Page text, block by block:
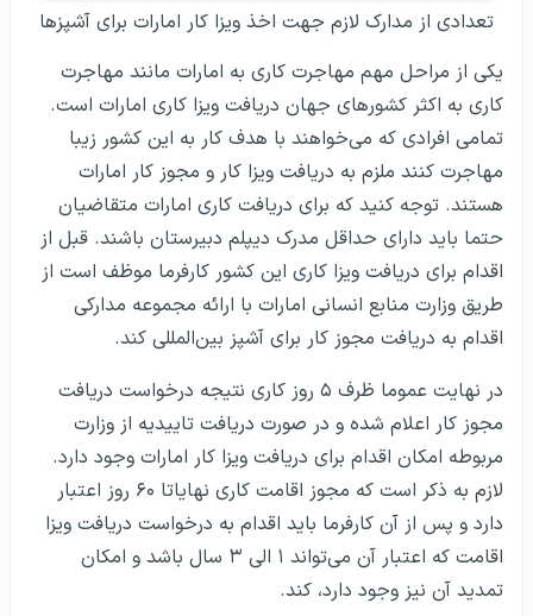
تعدادی از مدارک لازم جهت اخذ ویزا کار امارات برای آشپزها
یکی از مراحل مهم مهاجرت کاری به امارات مانند مهاجرت
کاری به اکثر کشورهای جهان دریافت ویزا کاری امارات است.
تمامی افرادی که می‌خواهند با هدف کار به این کشور زیبا
مهاجرت کنند ملزم به دریافت ویزا کار و مجوز کار امارات
هستند. توجه کنید که برای دریافت کاری امارات متقاضیان
حتما باید دارای حداقل مدرک دیپلم دبیرستان باشند. قبل از
اقدام برای دریافت ویزا کاری این کشور کارفرما موظف است از
طریق وزارت منابع انسانی امارات با ارائه مجموعه مدارکی
اقدام به دریافت مجوز کار برای آشپز بین‌المللی کند.
در نهایت عموما ظرف ۵ روز کاری نتیجه درخواست دریافت
مجوز کار اعلام شده و در صورت دریافت تاییدیه از وزارت
مربوطه امکان اقدام برای دریافت ویزا کار امارات وجود دارد.
لازم به ذکر است که مجوز اقامت کاری نهایاتا ۶۰ روز اعتبار
دارد و پس از آن کارفرما باید اقدام به درخواست دریافت ویزا
اقامت که اعتبار آن می‌تواند ۱ الی ۳ سال باشد و امکان
تمدید آن نیز وجود دارد، کند.